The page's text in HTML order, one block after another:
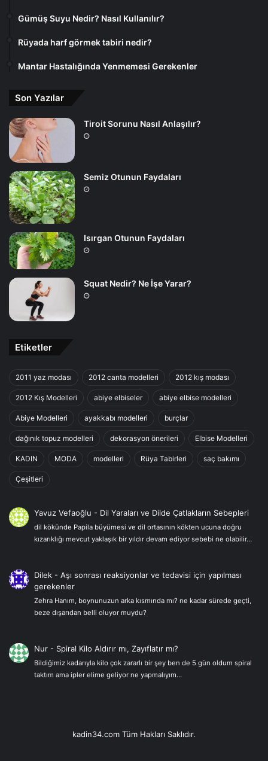
Gümüş Suyu Nedir? Nasıl Kullanılır?
Rüyada harf görmek tabiri nedir?
Mantar Hastalığında Yenmemesi Gerekenler
Son Yazılar
Tiroit Sorunu Nasıl Anlaşılır?
Semiz Otunun Faydaları
Isırgan Otunun Faydaları
Squat Nedir? Ne İşe Yarar?
Etiketler
2011 yaz modası 2012 canta modelleri 2012 kış modası
2012 Kış Modelleri abiye elbiseler abiye elbise modelleri
Abiye Modelleri ayakkabı modelleri burçlar
dağınık topuz modelleri dekorasyon önerileri Elbise Modelleri
KADIN MODA modelleri Rüya Tabirleri saç bakımı
Çeşitleri
Yavuz Vefaoğlu - Dil Yaraları ve Dilde Çatlakların Sebepleri
dil kökünde Papila büyümesi ve dil ortasının kökten ucuna doğru
kızarıklığı mevcut yaklaşık bir yıldır devam ediyor sebebi ne olabilir…
Dilek -Aşı sonrası reaksiyonlar ve tedavisi için yapılması
gerekenler
Zehra Hanım, boynunuzun arka kısmında mı? ne kadar sürede geçti,
beze dışarıdan belli oluyor muydu?
Nur - Spiral Kilo Aldırır mı, Zayıflatır mı?
Bildiğimiz kadarıyla kilo çok zararlı bir şey ben de 5 gün oldum spiral
taktım ama ipler elime geliyor ne yapmalıyım…
kadin34.com Tüm Hakları Saklıdır.